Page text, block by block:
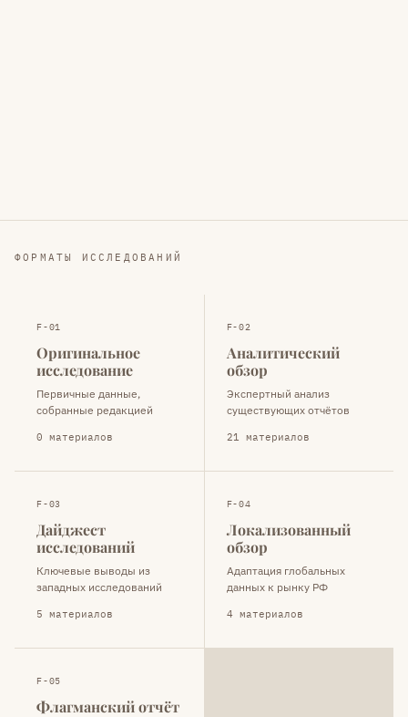
ФОРМАТЫ ИССЛЕДОВАНИЙ
F-01
Оригинальное
исследование
Первичные данные,
собранные редакцией
0 материалов
F-02
Аналитический
обзор
Экспертный анализ
существующих отчётов
21 материалов
F-03
Дайджест
исследований
Ключевые выводы из
западных исследований
5 материалов
F-04
Локализованный
обзор
Адаптация глобальных
данных к рынку РФ
4 материалов
F-05
Флагманский отчёт